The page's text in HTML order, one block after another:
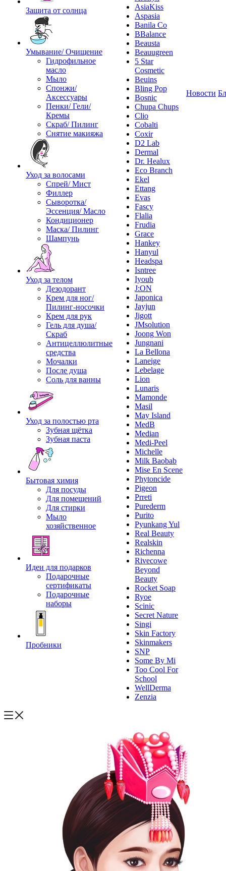
Защита от солнца
Умывание/ Очищение
Гидрофильное
масло
Мыло
Спонжи/
Аксессуары
Пенки/ Гели/
Кремы
Скраб/ Пилинг
Снятие макияжа
Уход за волосами
Спрей/ Мист
Филлер
Сыворотка/
Эссенция/ Масло
Кондиционер
Маска/ Пилинг
Шампунь
Уход за телом
Дезодорант
Крем для ног/
Пилинг-носочки
Крем для рук
Гель для душа/
Скраб
Антицеллюлитные
средства
Мочалки
После душа
Соль для ванны
Уход за полостью рта
Зубная щётка
Зубная паста
Бытовая химия
Для посуды
Для помещений
Для стирки
Мыло
хозяйственное
Идеи для подарков
Подарочные
сертификаты
Подарочные
наборы
Пробники
AsiaKiss
Aspasia
Banila Co
BBalance
Beausta
Beauugreen
5 Star
Cosmetic
Beuins
Bling Pop
Bosnic
Chupa Chups
Clio
Cobalti
Coxir
D2 Lab
Dermal
Dr. Healux
Eco Branch
Ekel
Ettang
Evas
Fascy
Flalia
Frudia
Grace
Hankey
Hanyul
Headspa
Isntree
Iyoub
J:ON
Japonica
Jayjun
Jigott
JMsolution
Joong Won
Jungnani
La Bellona
Laneige
Lebelage
Lion
Lunaris
Mamonde
Masil
May Island
MedB
Median
Medi-Peel
Michelle
Milk Baobab
Mise En Scene
Phytoncide
Pigeon
Prreti
Purederm
Purito
Pyunkang Yul
Real Beauty
Realskin
Richenna
Rivecowe
Beyond
Beauty
Rocket Soap
Ryoe
Scinic
Secret Nature
Singi
Skin Factory
Skinmakers
SNP
Some By Mi
Too Cool For
School
WellDerma
Zenzia
Новости